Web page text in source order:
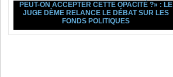
PEUT-ON ACCEPTER CETTE OPACITÉ ?» : LE
JUGE DÈME RELANCE LE DÉBAT SUR LES
FONDS POLITIQUES